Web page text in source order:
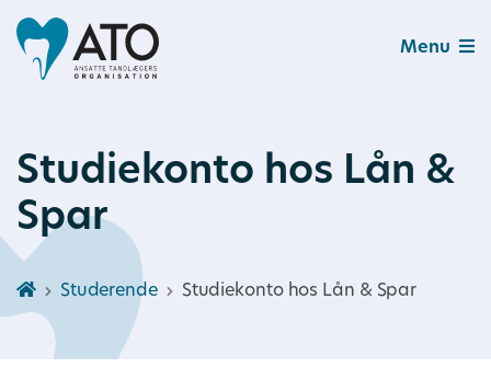
Menu
Studiekonto hos Lån &
Spar
Studerende Studiekonto hos Lån & Spar